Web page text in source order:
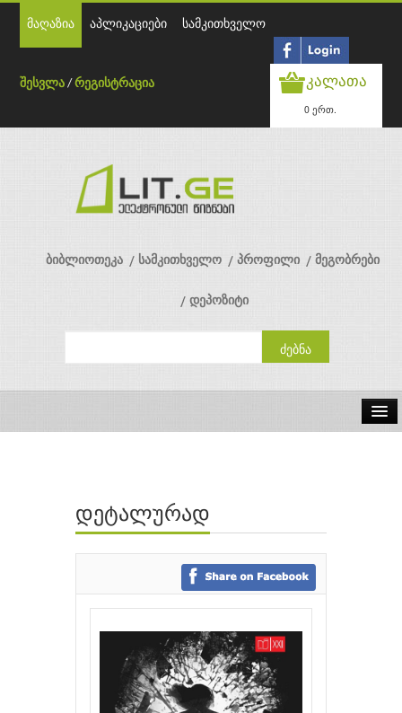
მაღაზია აპლიკაციები სამკითხველო
შესვლა /რეგისტრაცია კალათა
0 ერთ.
ბიბლიოთეკა სამკითხველო პროფილი მეგობრები
დეპოზიტი
ავტორები
გამომცემლობები
დეტალურად